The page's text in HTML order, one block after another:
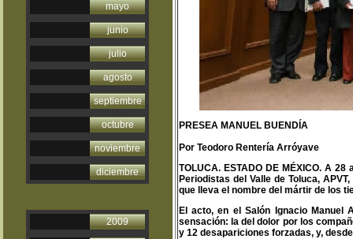
mayo
junio
julio
agosto
septiembre
octubre
noviembre
diciembre
2009
PRESEA MANUEL BUENDÍA
Por Teodoro Rentería Arróyave
TOLUCA. ESTADO DE MÉXICO. A
Periodistas del Valle de Toluca,
que lleva el nombre del mártir de los
El acto, en el Salón Ignacio Manuel
sensación: la del dolor por los
y 12 desapariciones forzadas, y,